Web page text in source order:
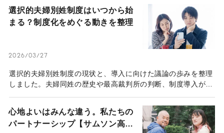
選択的夫婦別姓制度はいつから始
まる？制度化をめぐる動きを整理
2026/03/27
選択的夫婦別姓制度の現状と、導入に向けた議論の歩みを整理
しました。夫婦同姓の歴史や最高裁判所の判断、制度導入がも
心地よいはみんな違う。私たちの
パートナーシップ【サムソン高橋